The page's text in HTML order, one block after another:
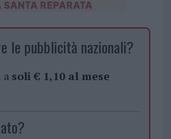
le pubblicità nazionali?
a soli € 1,10 al mese